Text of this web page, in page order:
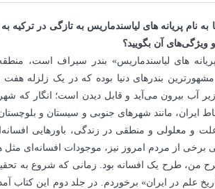
به نام پریانه های لیاسندماریس به تازگی در
ویژگی‌های آن بگویید؟
های لیاسندماریس» بندر سیراف است،
مشهورترین بندرهای دنیا بوده که در یک زلزله
زیر آب بیرون می‌آید و قابل دیدن است؛ انگار که
ایران، مانند شهرهای جنوبی و سیستان و
و معلولی و منطقی در زندگی، باورهایی
از مردم امروز نیز، موجودات افسانه‌ای مثل
من، طرح یک افسانه بود. زمانی که شروع به
علم در ایران» برخوردم. در جلد دوم این کتاب